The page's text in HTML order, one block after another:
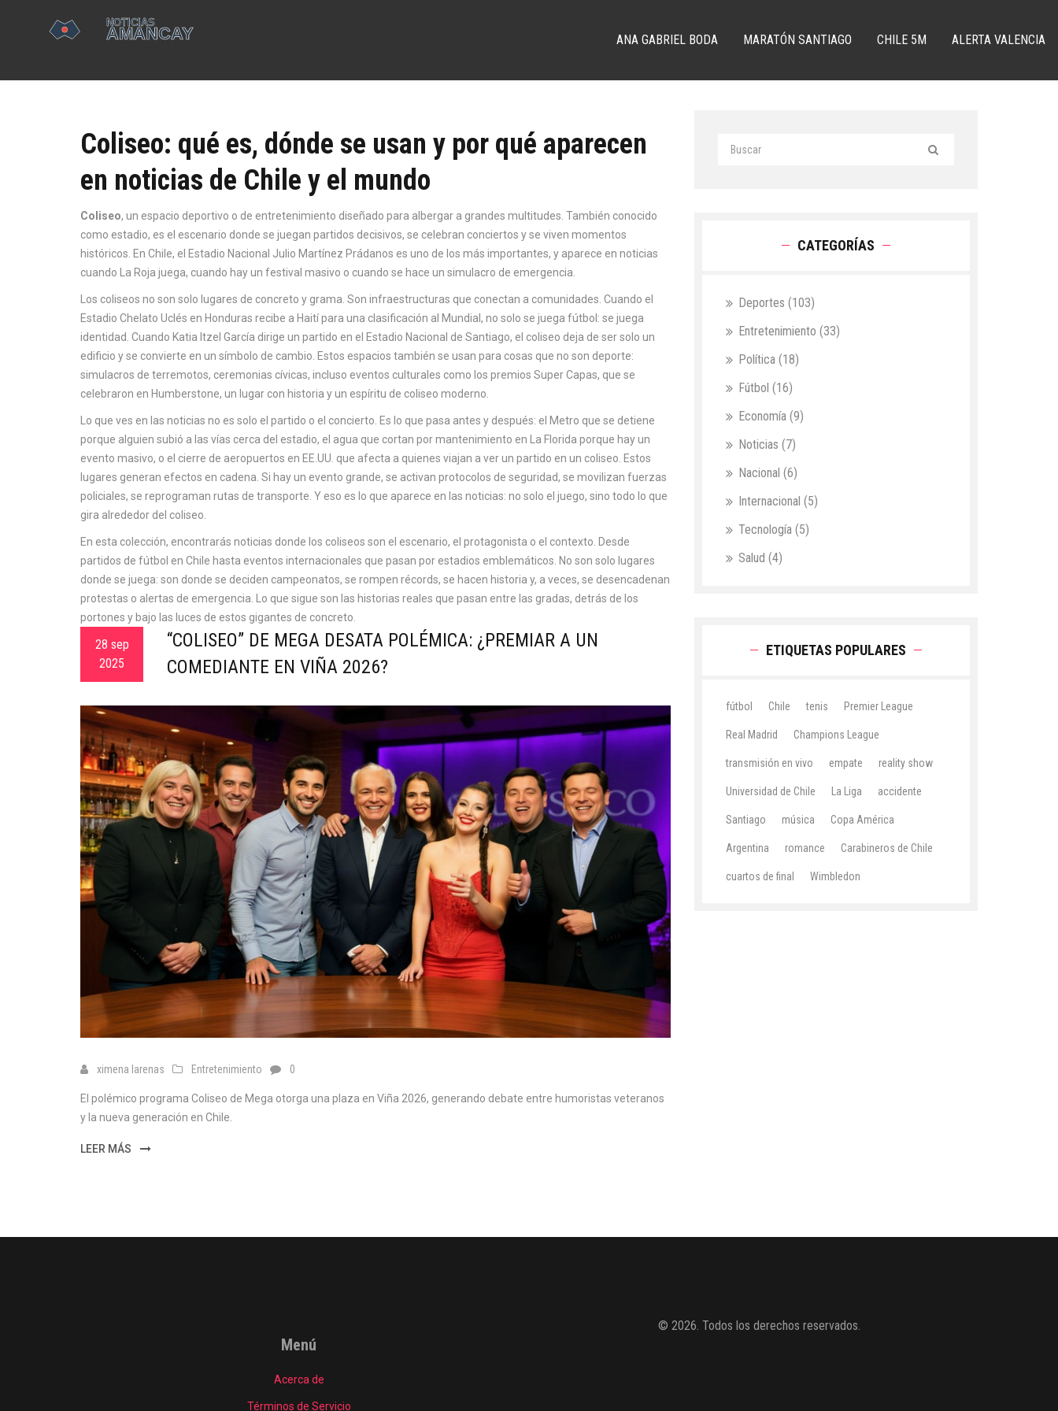
ANA GABRIEL BODA MARATÓN SANTIAGO CHILE 5M ALERTA VALENCIA
Coliseo: qué es, dónde se usan y por qué aparecen
en noticias de Chile y el mundo
Coliseo, un espacio deportivo o de entretenimiento diseñado para albergar a grandes multitudes . También conocido
como estadio, es el escenario donde se juegan partidos decisivos, se celebran conciertos y se viven momentos
históricos. En Chile, el Estadio Nacional Julio Martínez Prádanos es uno de los más importantes, y aparece en noticias
cuando La Roja juega, cuando hay un festival masivo o cuando se hace un simulacro de emergencia.
Los coliseos no son solo lugares de concreto y grama. Son infraestructuras que conectan a comunidades. Cuando el
Estadio Chelato Uclés en Honduras recibe a Haití para una clasificación al Mundial, no solo se juega fútbol: se juega
identidad. Cuando Katia Itzel García dirige un partido en el Estadio Nacional de Santiago, el coliseo deja de ser solo un
edificio y se convierte en un símbolo de cambio. Estos espacios también se usan para cosas que no son deporte:
simulacros de terremotos, ceremonias cívicas, incluso eventos culturales como los premios Super Capas, que se
celebraron en Humberstone, un lugar con historia y un espíritu de coliseo moderno.
Lo que ves en las noticias no es solo el partido o el concierto. Es lo que pasa antes y después: el Metro que se detiene
porque alguien subió a las vías cerca del estadio, el agua que cortan por mantenimiento en La Florida porque hay un
evento masivo, o el cierre de aeropuertos en EE.UU. que afecta a quienes viajan a ver un partido en un coliseo. Estos
lugares generan efectos en cadena. Si hay un evento grande, se activan protocolos de seguridad, se movilizan fuerzas
policiales, se reprograman rutas de transporte. Y eso es lo que aparece en las noticias: no solo el juego, sino todo lo que
gira alrededor del coliseo.
En esta colección, encontrarás noticias donde los coliseos son el escenario, el protagonista o el contexto. Desde
partidos de fútbol en Chile hasta eventos internacionales que pasan por estadios emblemáticos. No son solo lugares
donde se juega: son donde se deciden campeonatos, se rompen récords, se hacen historia y, a veces, se desencadenan
protestas o alertas de emergencia. Lo que sigue son las historias reales que pasan entre las gradas, detrás de los
portones y bajo las luces de estos gigantes de concreto.
28 sep
2025
“COLISEO” DE MEGA DESATA POLÉMICA: ¿PREMIAR A UN
COMEDIANTE EN VIÑA 2026?
ximena larenas Entretenimiento 0
El polémico programa Coliseo de Mega otorga una plaza en Viña 2026, generando debate entre humoristas veteranos
y la nueva generación en Chile.
LEER MÁS
CATEGORÍAS
Deportes (103)
Entretenimiento (33)
Política (18)
Fútbol (16)
Economía (9)
Noticias (7)
Nacional (6)
Internacional (5)
Tecnología (5)
Salud (4)
ETIQUETAS POPULARES
fútbol Chile tenis Premier League
Real Madrid Champions League
transmisión en vivo empate reality show
Universidad de Chile La Liga accidente
Santiago música Copa América
Argentina romance Carabineros de Chile
cuartos de final Wimbledon
Menú
Acerca de
Términos de Servicio
© 2026. Todos los derechos reservados.